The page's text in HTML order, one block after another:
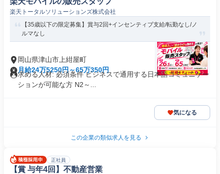
楽天トータルソリューションズ株式会社
【35歳以下の限定募集】賞与2回+インセンティブ支給/転勤なし/ノ
ルマなし
岡山県津山市上紺屋町
月給24万5250円～65万350円
求める人材: 必須条件 ビジネスで通用する日本語コミュニケー
ションが可能な方 N2～...
気になる
この企業の類似求人を見る
正社員
【賞 与年4回】不動産営業